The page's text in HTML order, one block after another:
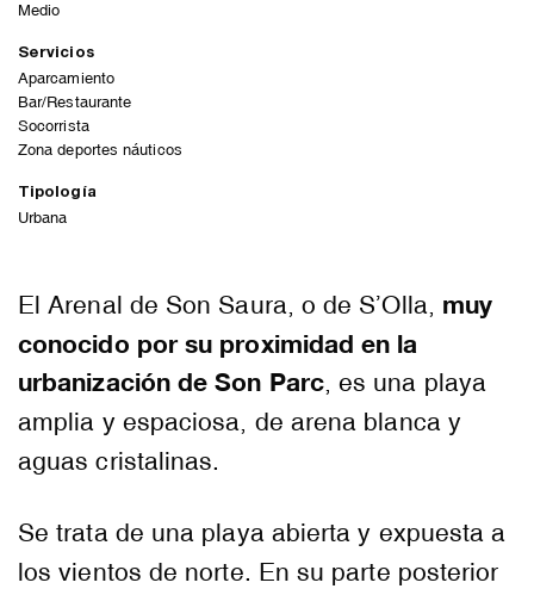
Medio
Servicios
Aparcamiento
Bar/Restaurante
Socorrista
Zona deportes náuticos
Tipología
Urbana
El Arenal de Son Saura, o de S’Olla, muy
conocido por su proximidad en la
urbanización de Son Parc, es una playa
amplia y espaciosa, de arena blanca y
aguas cristalinas.
Se trata de una playa abierta y expuesta a
los vientos de norte. En su parte posterior